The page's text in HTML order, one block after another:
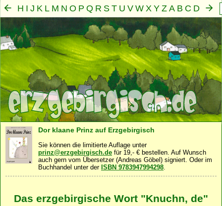
H I J K L M N O P Q R S T U V W X Y Z A B C D
E F G
Mensch
·Seele·Geist· Familie·Gemeinschaft·
Dor klaane Prinz auf Erzgebirgisch
Sie können die limitierte Auflage unter
prinz@erzgebirgisch.de für 19,- € bestellen. Auf Wunsch
auch gern vom Übersetzer (Andreas Göbel) signiert. Oder im
Buchhandel unter der ISBN 9783947994298.
Das erzgebirgische Wort "Knuchn, de"